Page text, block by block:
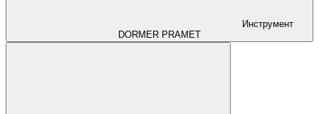
Инструмент
DORMER PRAMET